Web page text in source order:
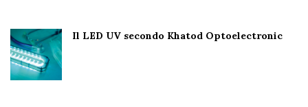
Il LED UV secondo Khatod Optoelectronic